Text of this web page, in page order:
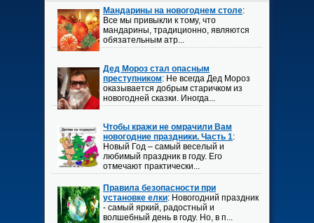
Мандарины на новогоднем столе:
Все мы привыкли к тому, что
мандарины, традиционно, являются
обязательным атр...
Дед Мороз стал опасным
преступником: Не всегда Дед Мороз
оказывается добрым старичком из
новогодней сказки. Иногда...
Чтобы кражи не омрачили Вам
новогодние праздники. Часть 1:
Новый Год – самый веселый и
любимый праздник в году. Его
отмечают практически...
Правила безопасности при
установке елки: Новогодний праздник
- самый яркий, радостный и
волшебный день в году. Но, в п...